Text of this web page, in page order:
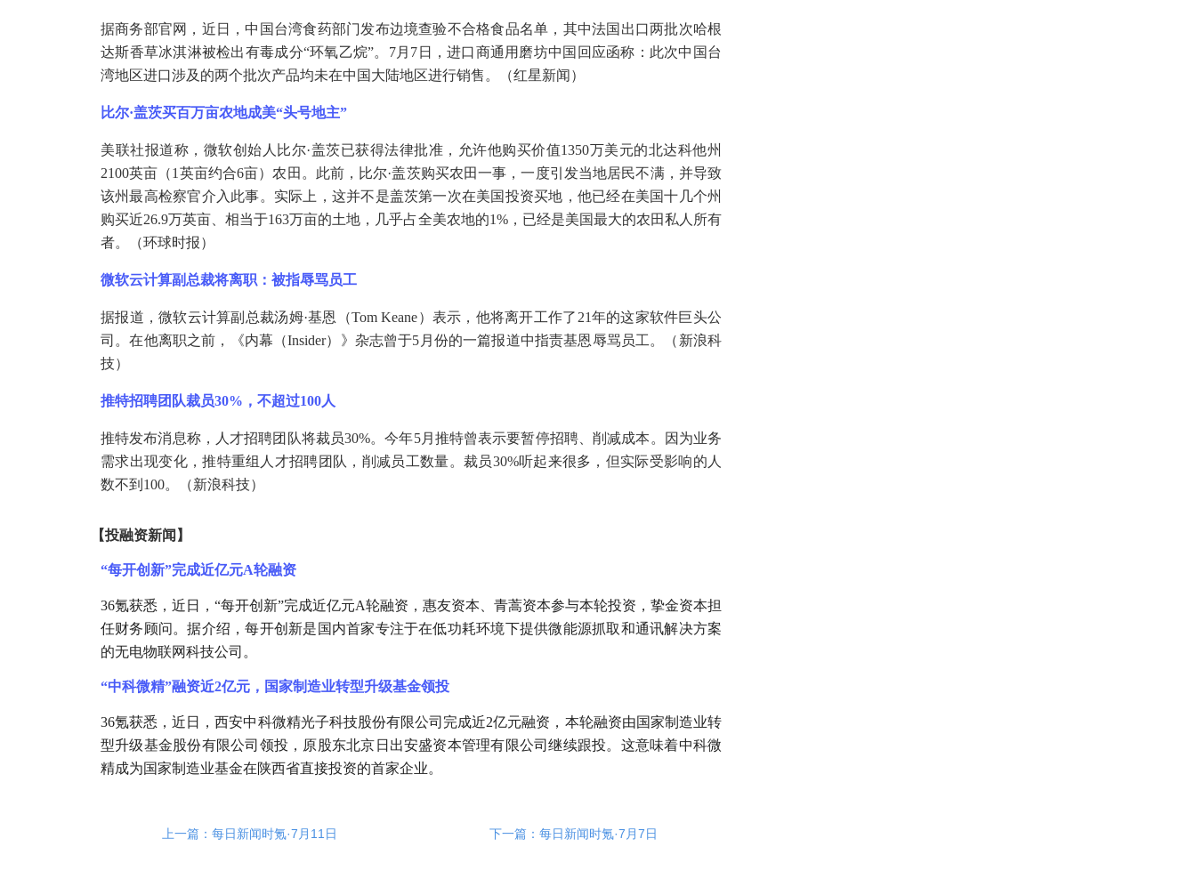
据商务部官网，近日，中国台湾食药部门发布边境查验不合格食品名单，其中法国出口两批次哈根
达斯香草冰淇淋被检出有毒成分“环氧乙烷”。7月7日，进口商通用磨坊中国回应函称：此次中国台
湾地区进口涉及的两个批次产品均未在中国大陆地区进行销售。（红星新闻）
比尔·盖茨买百万亩农地成美“头号地主”
美联社报道称，微软创始人比尔·盖茨已获得法律批准，允许他购买价值1350万美元的北达科他州
2100英亩（1英亩约合6亩）农田。此前，比尔·盖茨购买农田一事，一度引发当地居民不满，并导致
该州最高检察官介入此事。实际上，这并不是盖茨第一次在美国投资买地，他已经在美国十几个州
购买近26.9万英亩、相当于163万亩的土地，几乎占全美农地的1%，已经是美国最大的农田私人所有
者。（环球时报）
微软云计算副总裁将离职：被指辱骂员工
据报道，微软云计算副总裁汤姆·基恩（Tom Keane）表示，他将离开工作了21年的这家软件巨头公
司。在他离职之前，《内幕（Insider）》杂志曾于5月份的一篇报道中指责基恩辱骂员工。（新浪科
技）
推特招聘团队裁员30%，不超过100人
推特发布消息称，人才招聘团队将裁员30%。今年5月推特曾表示要暂停招聘、削减成本。因为业务
需求出现变化，推特重组人才招聘团队，削减员工数量。裁员30%听起来很多，但实际受影响的人
数不到100。（新浪科技）
【投融资新闻 】
“每开创新”完成近亿元A轮融资
36氪获悉，近日，“每开创新”完成近亿元A轮融资，惠友资本、青蒿资本参与本轮投资，挚金资本担
任财务顾问。据介绍，每开创新是国内首家专注于在低功耗环境下提供微能源抓取和通讯解决方案
的无电物联网科技公司。
“中科微精”融资近2亿元，国家制造业转型升级基金领投
36氪获悉，近日，西安中科微精光子科技股份有限公司完成近2亿元融资，本轮融资由国家制造业转
型升级基金股份有限公司领投，原股东北京日出安盛资本管理有限公司继续跟投。这意味着中科微
精成为国家制造业基金在陕西省直接投资的首家企业。
上一篇：每日新闻时氪·7月11日 下一篇：每日新闻时氪·7月7日